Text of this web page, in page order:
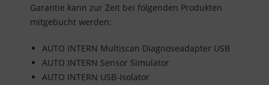
Garantie kann zur Zeit bei folgenden Produkten
mitgebucht werden:
AUTO INTERN Multiscan Diagnoseadapter USB
AUTO INTERN Sensor Simulator
AUTO INTERN USB-Isolator